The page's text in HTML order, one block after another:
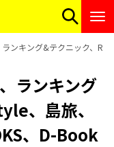
ンキング&テクニック、
ランキング
、島旅、
、D-Book